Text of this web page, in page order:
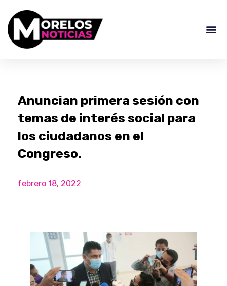
Anuncian primera sesión con
temas de interés social para
los ciudadanos en el
Congreso.
febrero 18, 2022